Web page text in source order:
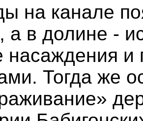
на канале
а в долине -
насаждения
Тогда же